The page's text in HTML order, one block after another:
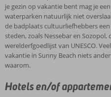
je gezin op vakantie bent mag je
waterparken natuurlijk niet
de badplaats cultuurliefhebbers
steden, zoals Nessebar en Sozopol,
werelderfgoedlijst van UNESCO.
vakantie in Sunny Beach niets
waarom.
Hotels en/of